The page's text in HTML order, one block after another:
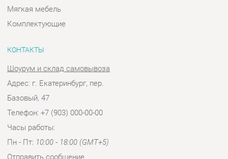
Базовый, 47
Телефон: +7 (903) 000-00-00
Пн - Пт:10:00 - 18:00 (GMT+5)
Отправить сообщение